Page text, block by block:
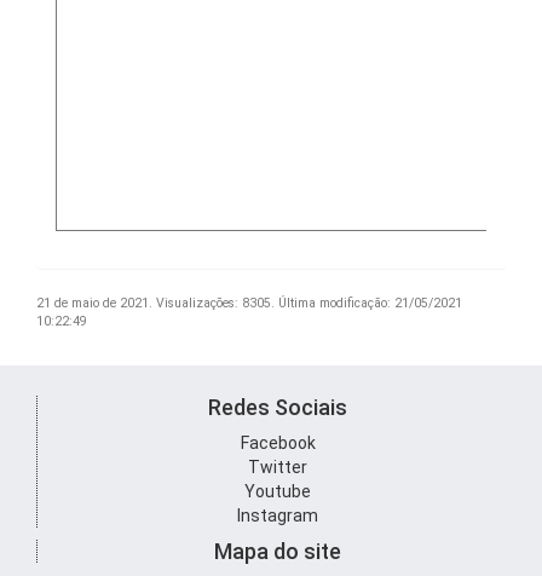
21 de maio de 2021. Visualizações: 8305. Última modificação: 21/05/2021
10:22:49
Redes Sociais
Facebook
Twitter
Youtube
Instagram
Mapa do site